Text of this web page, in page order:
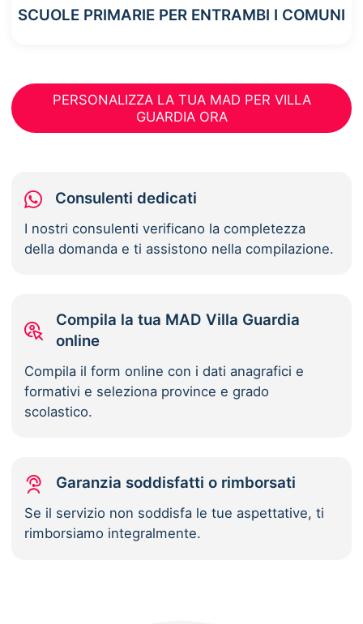
SCUOLE PRIMARIE PER ENTRAMBI I COMUNI
PERSONALIZZA LA TUA MAD PER VILLA
GUARDIA ORA
Consulenti dedicati
I nostri consulenti verificano la completezza
della domanda e ti assistono nella compilazione.
Compila la tua MAD Villa Guardia
online
Compila il form online con i dati anagrafici e
formativi e seleziona province e grado
scolastico.
Garanzia soddisfatti o rimborsati
Se il servizio non soddisfa le tue aspettative, ti
rimborsiamo integralmente.